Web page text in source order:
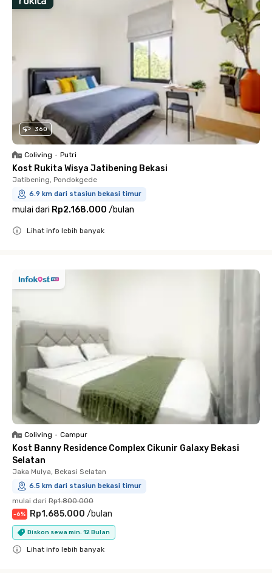
360
Coliving • Putri
Kost Rukita Wisya Jatibening Bekasi
Jatibening, Pondokgede
6.9 km dari stasiun bekasi timur
mulai dari Rp2.168.000 /bulan
Lihat info lebih banyak
Coliving • Campur
Kost Banny Residence Complex Cikunir Galaxy Bekasi
Selatan
Jaka Mulya, Bekasi Selatan
6.5 km dari stasiun bekasi timur
mulai dari Rp1.800.000
-6% Rp1.685.000 /bulan
Diskon sewa min. 12 Bulan
Lihat info lebih banyak